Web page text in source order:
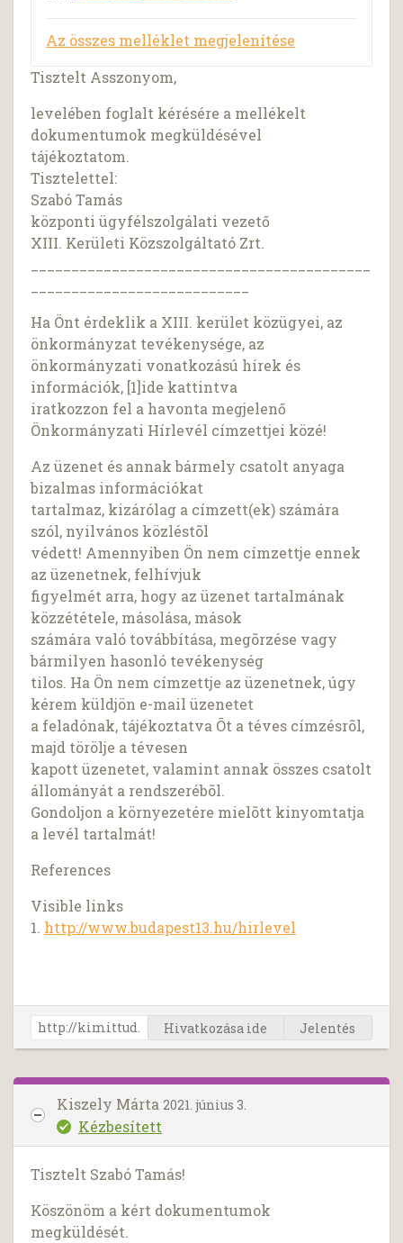
Az összes melléklet megjelenítése
Tisztelt Asszonyom,
levelében foglalt kérésére a mellékelt
dokumentumok megküldésével
tájékoztatom.
Tisztelettel:
Szabó Tamás
központi ügyfélszolgálati vezető
XIII. Kerületi Közszolgáltató Zrt.
Ha Önt érdeklik a XIII. kerület közügyei, az
önkormányzat tevékenysége, az
önkormányzati vonatkozású hírek és
információk, [1]ide kattintva
iratkozzon fel a havonta megjelenő
Önkormányzati Hírlevél címzettjei közé!
Az üzenet és annak bármely csatolt anyaga
bizalmas információkat
tartalmaz, kizárólag a címzett(ek) számára
szól, nyilvános közléstõl
védett! Amennyiben Ön nem címzettje ennek
az üzenetnek, felhívjuk
figyelmét arra, hogy az üzenet tartalmának
közzététele, másolása, mások
számára való továbbítása, megõrzése vagy
bármilyen hasonló tevékenység
tilos. Ha Ön nem címzettje az üzenetnek, úgy
kérem küldjön e-mail üzenetet
a feladónak, tájékoztatva Õt a téves címzésrõl,
majd törölje a tévesen
kapott üzenetet, valamint annak összes csatolt
állományát a rendszerébõl.
Gondoljon a környezetére mielõtt kinyomtatja
a levél tartalmát!
References
Visible links
1. http://www.budapest13.hu/hirlevel
Hivatkozása ide Jelentés
Kiszely Márta 2021. június 3.
Kézbesített
Tisztelt Szabó Tamás!
Köszönöm a kért dokumentumok
megküldését.